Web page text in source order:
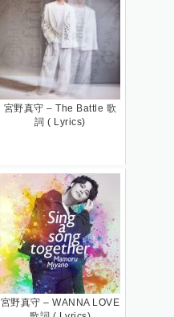
宮野真守 – The Battle 歌
詞 ( Lyrics)
宮野真守 – WANNA LOVE